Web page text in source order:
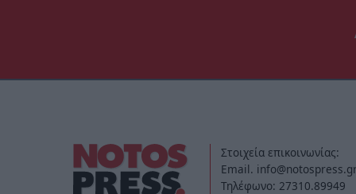
Στοιχεία επικοινωνίας:
Email. info@notospress.gr
Τηλέφωνο: 27310.89949